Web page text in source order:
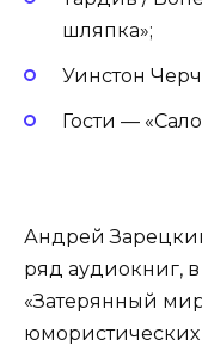
шляпка»;
Уинстон
Гости —
Андрей
ряд аудиокниг,
«Затерянный